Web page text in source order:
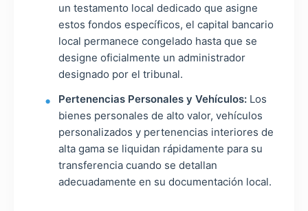
un testamento local dedicado que asigne
estos fondos específicos, el capital bancario
local permanece congelado hasta que se
designe oficialmente un administrador
designado por el tribunal.
Pertenencias Personales y Vehículos: Los
bienes personales de alto valor, vehículos
personalizados y pertenencias interiores de
alta gama se liquidan rápidamente para su
transferencia cuando se detallan
adecuadamente en su documentación local.